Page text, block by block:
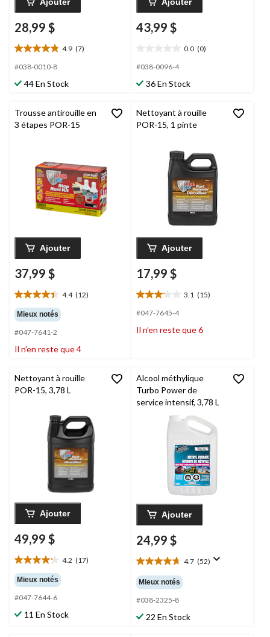
28,99 $
4.9 (7)
4.9
étoile(s)
5.
évaluations
#038-0010-8
44 En Stock
43,99 $
0.0 (0)
étoile(s)
5.
#038-0096-4
36 En Stock
Trousse antirouille en
3 étapes POR-15
Ajouter
37,99 $
4.4 (12)
4.4
étoile(s)
sur
5.
12
Mieux notés
#047-7641-2
Il n’en reste que 4
Nettoyant à rouille
POR-15, 1 pinte
Ajouter
17,99 $
3.1 (15)
3.1
étoile(s)
5.
#047-7645-4
Il n’en reste que 6
Nettoyant à rouille
POR-15, 3,78 L
Ajouter
49,99 $
4.2 (17)
4.2
étoile(s)
sur
5.
17
Mieux notés
#047-7644-6
11 En Stock
Alcool méthylique
Turbo Power de
service intensif, 3,78 L
Ajouter
24,99 $
4.7 (52)
4.7
étoile(s)
sur
5.
52
évaluations
Mieux notés
#038-2325-8
22 En Stock